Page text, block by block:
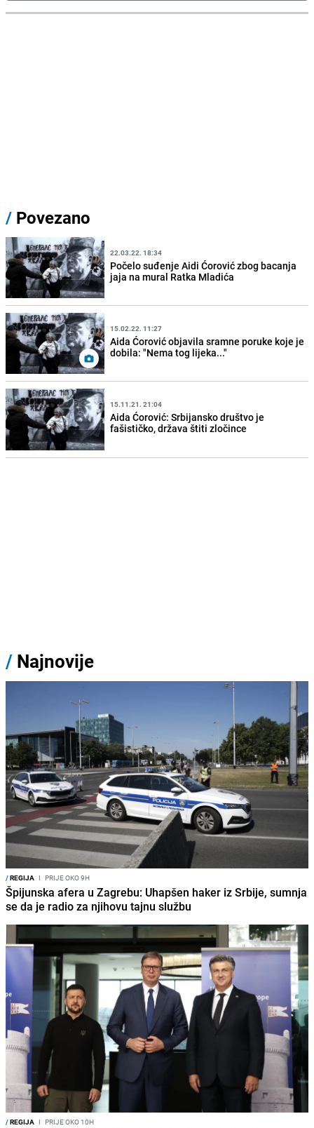
/ Povezano
22.03.22. 18:34
Počelo suđenje Aidi Ćorović zbog bacanja
jaja na mural Ratka Mladića
15.02.22. 11:27
Aida Ćorović objavila sramne poruke koje je
dobila: "Nema tog lijeka..."
15.11.21. 21:04
Aida Ćorović: Srbijansko društvo je
fašističko, država štiti zločince
/ Najnovije
/REGIJA I PRIJE OKO 9H
Špijunska afera u Zagrebu: Uhapšen haker iz Srbije, sumnja
se da je radio za njihovu tajnu službu
/REGIJA I PRIJE OKO 10H